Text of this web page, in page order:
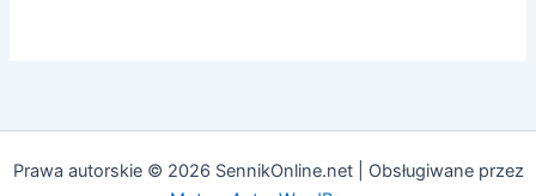
Prawa autorskie © 2026 SennikOnline.net | Obsługiwane przez